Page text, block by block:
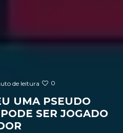
de leitura 0
UMA PSEUDO
SER JOGADO